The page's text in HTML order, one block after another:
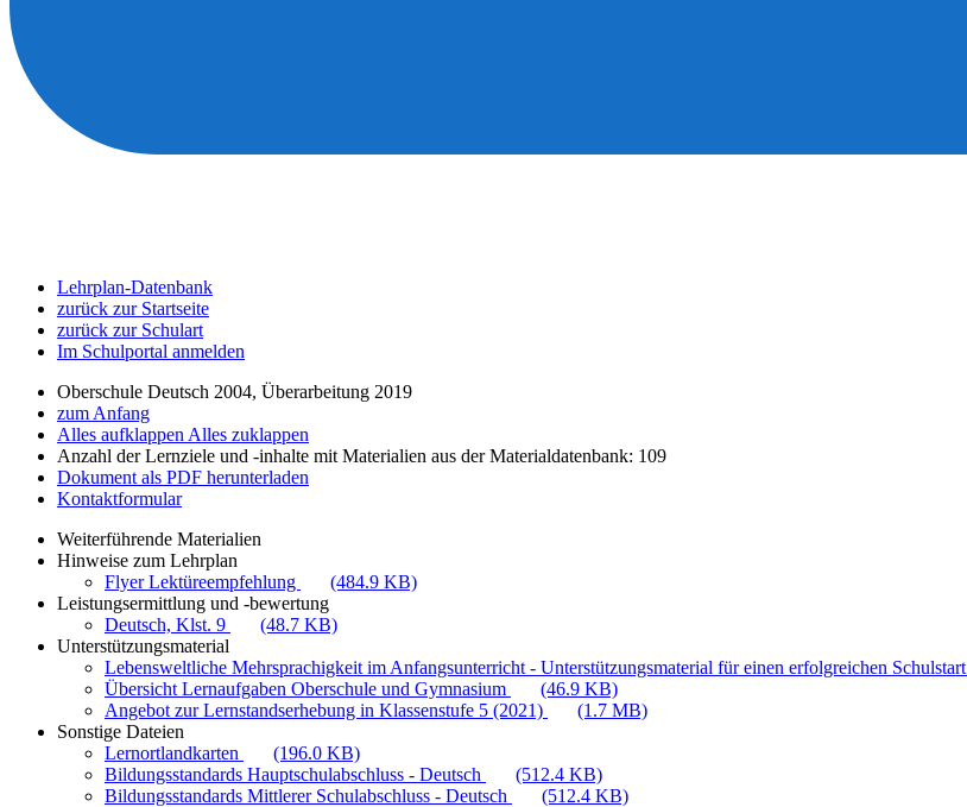
Lehrplan-Datenbank
zurück zur Startseite
zurück zur Schulart
Im Schulportal anmelden
Oberschule Deutsch 2004, Überarbeitung 2019
zum Anfang
Alles aufklappen Alles zuklappen
Anzahl der Lernziele und -inhalte mit Materialien aus der Materialdatenbank: 109
Dokument als PDF herunterladen
Kontaktformular
Weiterführende Materialien
Hinweise zum Lehrplan
Flyer Lektüreempfehlung
(484.9 KB)
Leistungsermittlung und -bewertung
Deutsch, Klst. 9
(48.7 KB)
Unterstützungsmaterial
Lebensweltliche Mehrsprachigkeit im Anfangsunterricht - Unterstützungsmaterial für einen erfolgreichen Schulstart
Übersicht Lernaufgaben Oberschule und Gymnasium
(46.9 KB)
Angebot zur Lernstandserhebung in Klassenstufe 5 (2021)
(1.7 MB)
Sonstige Dateien
Lernortlandkarten
(196.0 KB)
Bildungsstandards Hauptschulabschluss - Deutsch
(512.4 KB)
Bildungsstandards Mittlerer Schulabschluss - Deutsch
(512.4 KB)